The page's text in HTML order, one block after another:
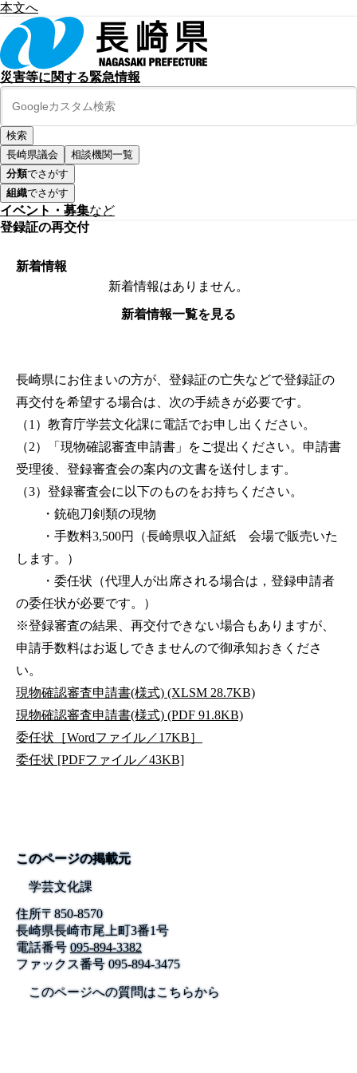
本文へ
災害等に関する緊急情報
長崎県議会
相談機関一覧
分類でさがす
組織でさがす
イベント・募集など
登録証の再交付
新着情報
新着情報はありません。
新着情報一覧を見る
長崎県にお住まいの方が、登録証の亡失などで登録証の
再交付を希望する場合は、次の手続きが必要です。
（1）教育庁学芸文化課に電話でお申し出ください。
（2）「現物確認審査申請書」をご提出ください。申請書
受理後、登録審査会の案内の文書を送付します。
（3）登録審査会に以下のものをお持ちください。
・銃砲刀剣類の現物
・手数料3,500円（長崎県収入証紙 会場で販売いた
します。）
・委任状（代理人が出席される場合は，登録申請者
の委任状が必要です。）
※登録審査の結果、再交付できない場合もありますが、
申請手数料はお返しできませんので御承知おきくださ
い。
現物確認審査申請書(様式) (XLSM 28.7KB)
現物確認審査申請書(様式) (PDF 91.8KB)
委任状［Wordファイル／17KB］
委任状 [PDFファイル／43KB]
このページの掲載元
学芸文化課
住所〒850-8570
長崎県長崎市尾上町3番1号
電話番号 095-894-3382
ファックス番号095-894-3475
このページへの質問はこちらから